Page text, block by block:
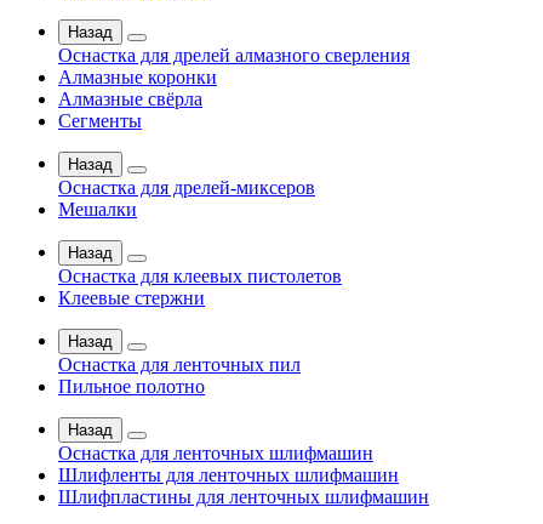
Назад
Оснастка для дрелей алмазного сверления
Алмазные коронки
Алмазные свёрла
Сегменты
Назад
Оснастка для дрелей-миксеров
Мешалки
Назад
Оснастка для клеевых пистолетов
Клеевые стержни
Назад
Оснастка для ленточных пил
Пильное полотно
Назад
Оснастка для ленточных шлифмашин
Шлифленты для ленточных шлифмашин
Шлифпластины для ленточных шлифмашин